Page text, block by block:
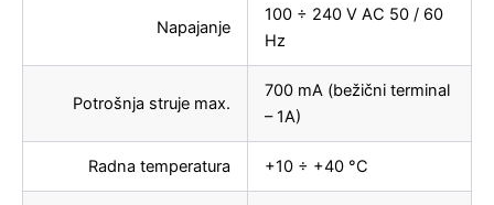
Napajanje
100 ÷ 240 V AC 50 / 60
Hz
Potrošnja struje max.
700 mA (bežični terminal
– 1A)
Radna temperatura +10 ÷ +40 °C